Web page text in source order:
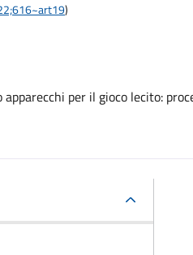
)
per il gioco lecito: